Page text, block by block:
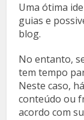
Uma ótima
guias e
blog.
No entanto,
tem tempo
Neste caso,
conteúdo ou
acordo com